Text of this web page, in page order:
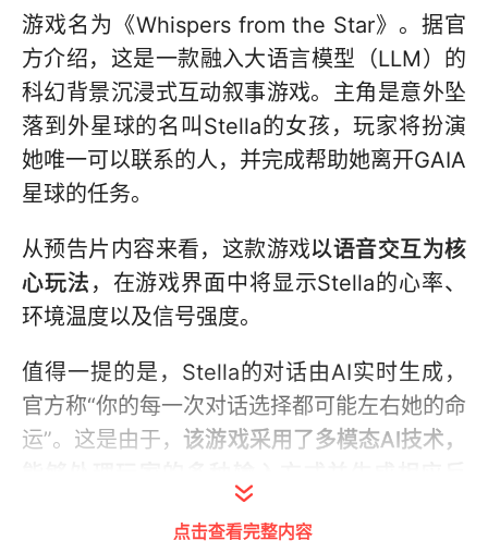
游戏名为《Whispers from the Star》。据官
方介绍，这是一款融入大语言模型（LLM）的
科幻背景沉浸式互动叙事游戏。主角是意外坠
落到外星球的名叫Stella的女孩，玩家将扮演
她唯一可以联系的人，并完成帮助她离开GAIA
星球的任务。
从预告片内容来看，这款游戏以语音交互为核
心玩法 ，在游戏界面中将显示Stella的心率、
环境温度以及信号强度。
值得一提的是，Stella的对话由AI实时生成，
官方称“你的每一次对话选择都可能左右她的命
运”。这是由于， 该游戏采用了多模态AI技术，
点击查看完整内容